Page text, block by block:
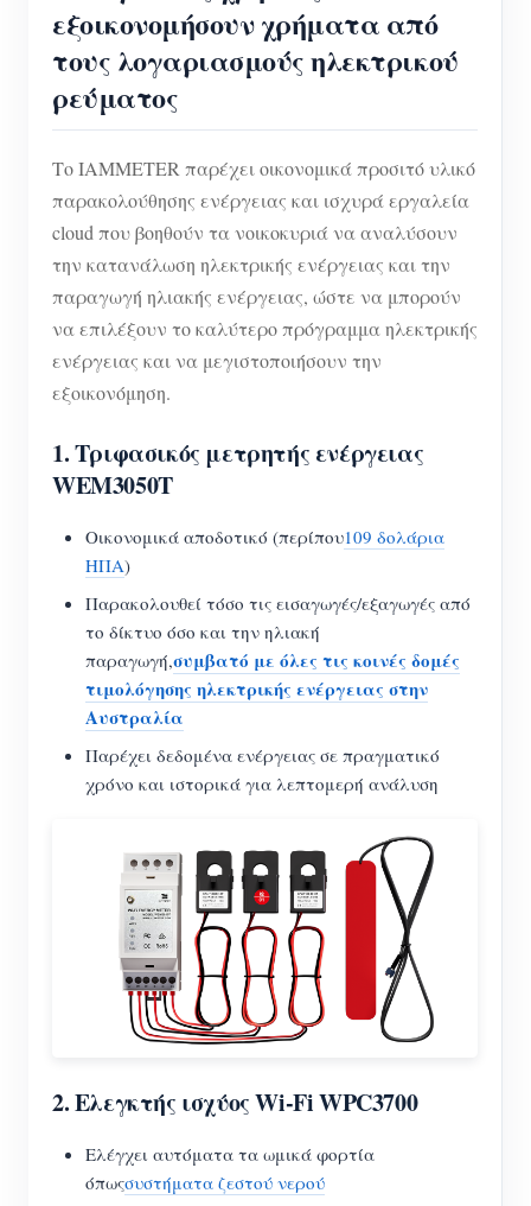
εξοικονομήσουν χρήματα από
τους λογαριασμούς ηλεκτρικού
ρεύματος
Το IAMMETER παρέχει οικονομικά προσιτό υλικό
παρακολούθησης ενέργειας και ισχυρά εργαλεία
cloud που βοηθούν τα νοικοκυριά να αναλύσουν
την κατανάλωση ηλεκτρικής ενέργειας και την
παραγωγή ηλιακής ενέργειας, ώστε να μπορούν
να επιλέξουν το καλύτερο πρόγραμμα ηλεκτρικής
ενέργειας και να μεγιστοποιήσουν την
εξοικονόμηση.
1.Τριφασικός μετρητής ενέργειας
WEM3050T
Οικονομικά αποδοτικό (περίπου109 δολάρια
ΗΠΑ)
Παρακολουθεί τόσο τις εισαγωγές/εξαγωγές από
το δίκτυο όσο και την ηλιακή
παραγωγή,συμβατό με όλες τις κοινές δομές
τιμολόγησης ηλεκτρικής ενέργειας στην
Αυστραλία
Παρέχει δεδομένα ενέργειας σε πραγματικό
χρόνο και ιστορικά για λεπτομερή ανάλυση
2.Ελεγκτής ισχύος Wi-Fi WPC3700
Ελέγχει αυτόματα τα ωμικά φορτία
όπωςσυστήματα ζεστού νερού